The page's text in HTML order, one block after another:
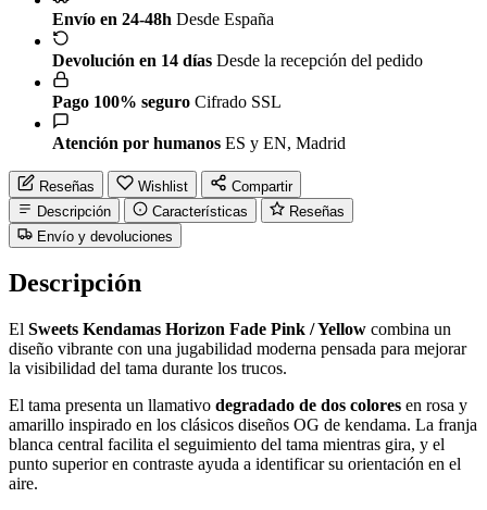
Envío en 24-48h Desde España
Devolución en 14 días Desde la recepción del pedido
Pago 100% seguro Cifrado SSL
Atención por humanos ES y EN, Madrid
Reseñas Wishlist
Compartir
Descripción
Características
Reseñas
Envío y devoluciones
Descripción
El Sweets Kendamas Horizon Fade Pink / Yellow combina un
diseño vibrante con una jugabilidad moderna pensada para mejorar
la visibilidad del tama durante los trucos.
El tama presenta un llamativo degradado de dos colores en rosa y
amarillo inspirado en los clásicos diseños OG de kendama. La franja
blanca central facilita el seguimiento del tama mientras gira, y el
punto superior en contraste ayuda a identificar su orientación en el
aire.